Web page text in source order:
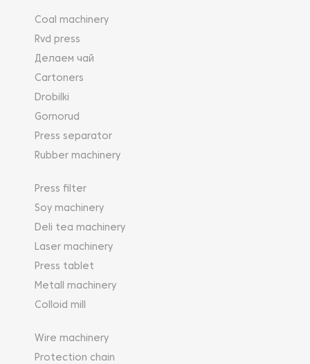
Coal machinery
Rvd press
Делаем чай
Cartoners
Drobilki
Gornorud
Press separator
Rubber machinery
Press filter
Soy machinery
Deli tea machinery
Laser machinery
Press tablet
Metall machinery
Colloid mill
Wire machinery
Protection chain